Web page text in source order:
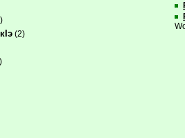
(2)